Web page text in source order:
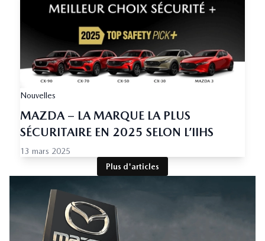
Nouvelles
MAZDA – LA MARQUE LA PLUS
SÉCURITAIRE EN 2025 SELON L’IIHS
13 mars 2025
Plus d'articles